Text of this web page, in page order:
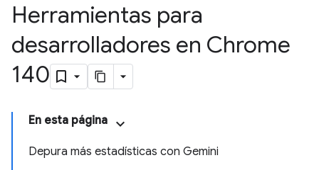
Herramientas para
desarrolladores en Chrome
140
En esta página
Depura más estadísticas con Gemini